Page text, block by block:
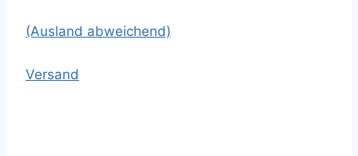
(Ausland abweichend)
Versand